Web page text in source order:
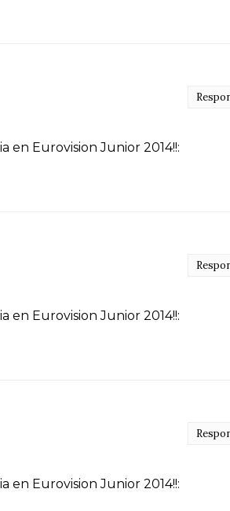
en Eurovision Junior 2014!!:
en Eurovision Junior 2014!!:
en Eurovision Junior 2014!!: